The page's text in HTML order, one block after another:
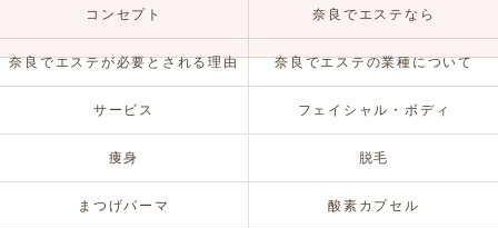
コンセプト 奈良でエステなら
奈良でエステが必要とされる理由 奈良でエステの業種について
サービス フェイシャル・ボディ
痩身 脱毛
まつげパーマ 酸素カプセル